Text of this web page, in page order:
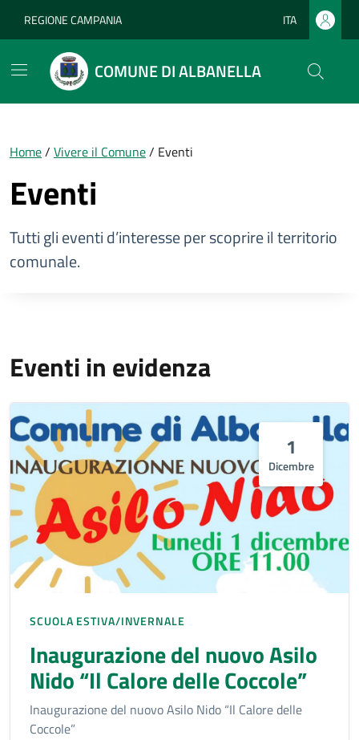
REGIONE CAMPANIA Lingua attiva:
ITA
COMUNE DI ALBANELLA
Home/ Vivere il Comune/ Eventi
Eventi
Tutti gli eventi d’interesse per scoprire il territorio
comunale.
Eventi in evidenza
1
Dicembre
SCUOLA ESTIVA/INVERNALE
Inaugurazione del nuovo Asilo
Nido “Il Calore delle Coccole”
Inaugurazione del nuovo Asilo Nido “Il Calore delle
Coccole”